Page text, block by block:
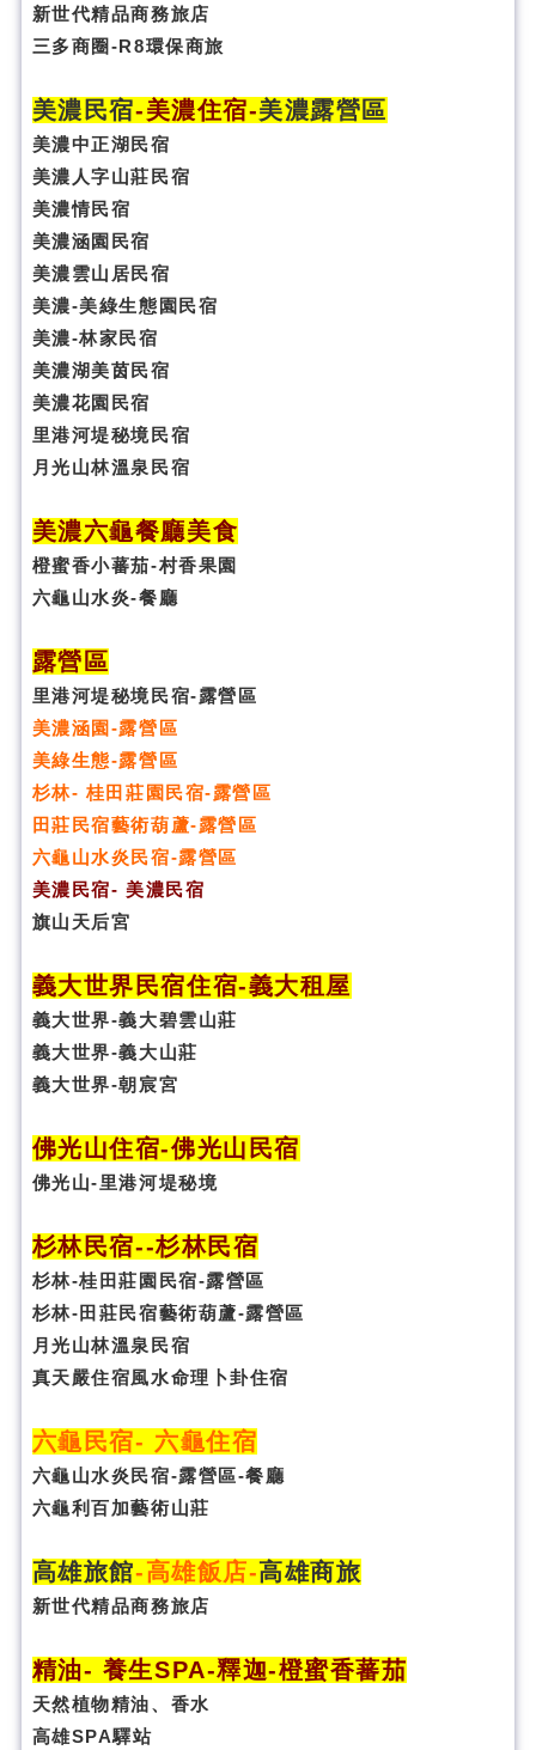
新世代精品商務旅店
三多商圈-R8環保商旅
美濃民宿-美濃住宿-美濃露營區
美濃中正湖民宿
美濃人字山莊民宿
美濃情民宿
美濃涵園民宿
美濃雲山居民宿
美濃-美綠生態園民宿
美濃-林家民宿
美濃湖美茵民宿
美濃花園民宿
里港河堤秘境民宿
月光山林溫泉民宿
美濃六龜餐廳美食
橙蜜香小蕃茄-村香果園
六龜山水炎-餐廳
露營區
里港河堤秘境民宿-露營區
美濃涵園-露營區
美綠生態-露營區
杉林- 桂田莊園民宿-露營區
田莊民宿藝術葫蘆-露營區
六龜山水炎民宿-露營區
美濃民宿- 美濃民宿
旗山天后宮
義大世界民宿住宿-義大租屋
義大世界-義大碧雲山莊
義大世界-義大山莊
義大世界-朝宸宮
佛光山住宿-佛光山民宿
佛光山-里港河堤秘境
杉林民宿--杉林民宿
杉林-桂田莊園民宿-露營區
杉林-田莊民宿藝術葫蘆-露營區
月光山林溫泉民宿
真天嚴住宿風水命理卜卦住宿
六龜民宿- 六龜住宿
六龜山水炎民宿-露營區-餐廳
六龜利百加藝術山莊
高雄旅館-高雄飯店-高雄商旅
新世代精品商務旅店
精油- 養生SPA-釋迦-橙蜜香蕃茄
天然植物精油、香水
高雄SPA驛站